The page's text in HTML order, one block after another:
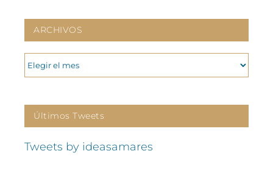
ARCHIVOS
ARCHIVOS
Últimos Tweets
Tweets by ideasamares